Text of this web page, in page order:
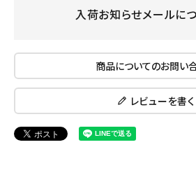
入荷お知らせメールに
商品についてのお問い
レビューを書く